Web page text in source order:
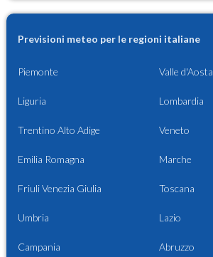
Previsioni meteo per le regioni italiane
Piemonte Valle d'Aosta
Liguria Lombardia
Trentino Alto Adige Veneto
Emilia Romagna Marche
Friuli Venezia Giulia Toscana
Umbria Lazio
Campania Abruzzo